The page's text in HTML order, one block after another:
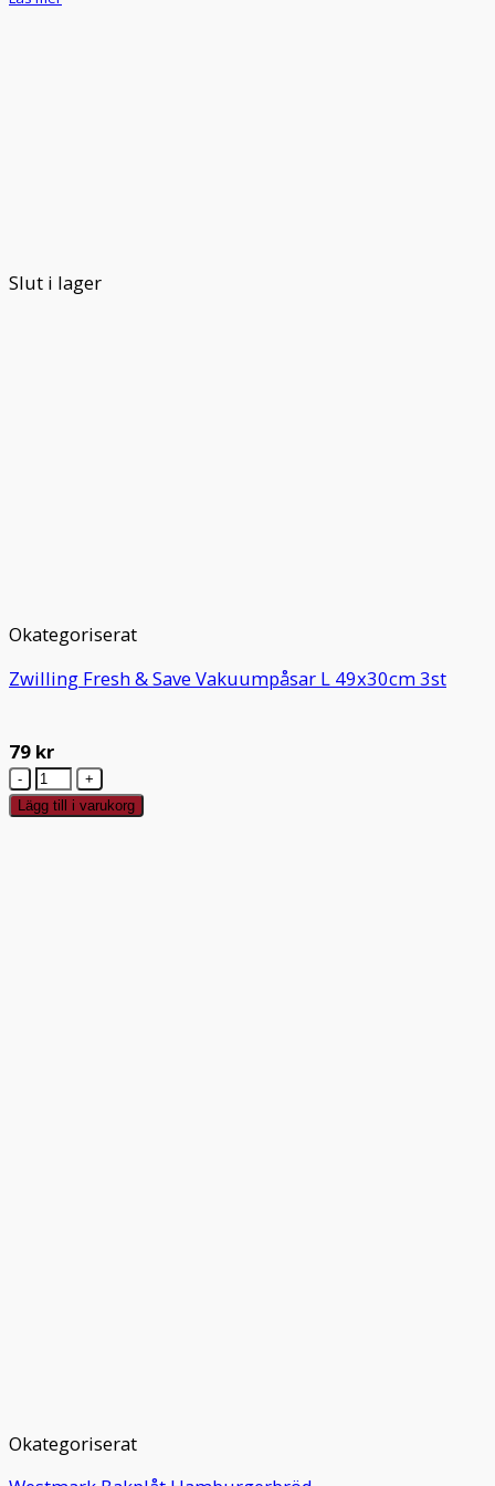
Slut i lager
Okategoriserat
Zwilling Fresh & Save Vakuumpåsar L 49x30cm 3st
79 kr
Zwilling
Fresh
Lägg till i varukorg
Okategoriserat